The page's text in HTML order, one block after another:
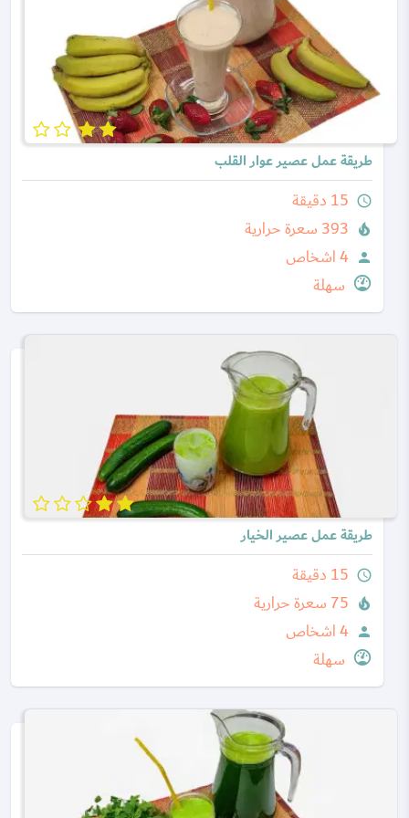
طريقة عمل عصير عوار القلب
query_builder 15 دقيقة
local_fire_department 393 سعرة حرارية
person
4 اشخاص
سهلة
طريقة عمل عصير الخيار
query_builder 15 دقيقة
local_fire_department 75 سعرة حرارية
person
4 اشخاص
سهلة